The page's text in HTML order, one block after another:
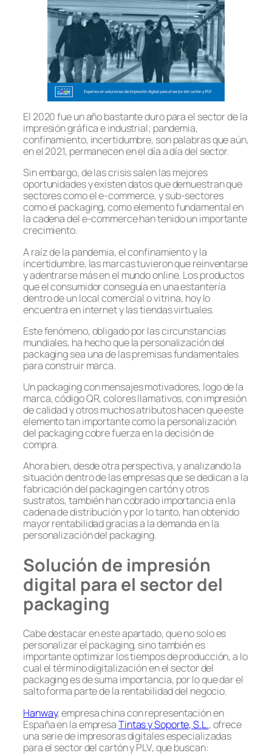
El 2020 fue un año bastante duro para el sector de la
impresión gráfica e industrial; pandemia,
confinamiento, incertidumbre, son palabras que aún,
en el 2021, permanecen en el día a día del sector.
Sin embargo, de las crisis salen las mejores
oportunidades y existen datos que demuestran que
sectores como el e-commerce, y sub-sectores
como el packaging, como elemento fundamental en
la cadena del e-commerce han tenido un importante
crecimiento.
A raíz de la pandemia, el confinamiento y la
incertidumbre, las marcas tuvieron que reinventarse
y adentrarse más en el mundo online. Los productos
que el consumidor conseguía en una estantería
dentro de un local comercial o vitrina, hoy lo
encuentra en internet y las tiendas virtuales.
Este fenómeno, obligado por las circunstancias
mundiales, ha hecho que la personalización del
packaging sea una de las premisas fundamentales
para construir marca.
Un packaging con mensajes motivadores, logo de la
marca, código QR, colores llamativos, con impresión
de calidad y otros muchos atributos hacen que este
elemento tan importante como la personalización
del packaging cobre fuerza en la decisión de
compra.
Ahora bien, desde otra perspectiva, y analizando la
situación dentro de las empresas que se dedican a la
fabricación del packaging en cartón y otros
sustratos, también han cobrado importancia en la
cadena de distribución y por lo tanto, han obtenido
mayor rentabilidad gracias a la demanda en la
personalización del packaging.
Solución de impresión
digital para el sector del
packaging
Cabe destacar en este apartado, que no solo es
personalizar el packaging, sino también es
importante optimizar los tiempos de producción, a lo
cual el término digitalización en el sector del
packaging es de suma importancia, por lo que dar el
salto forma parte de la rentabilidad del negocio.
Hanway, empresa china con representación en
España en la empresaTintas y Soporte, S.L., ofrece
una serie de impresoras digitales especializadas
para el sector del cartón y PLV, que buscan: